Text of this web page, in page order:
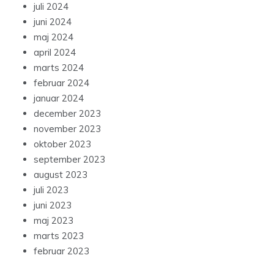
juli 2024
juni 2024
maj 2024
april 2024
marts 2024
februar 2024
januar 2024
december 2023
november 2023
oktober 2023
september 2023
august 2023
juli 2023
juni 2023
maj 2023
marts 2023
februar 2023